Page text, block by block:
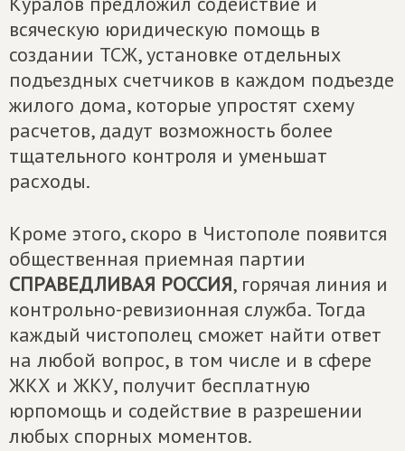
всяческую юридическую помощь в
создании ТСЖ, установке отдельных
подъездных счетчиков в каждом подъезде
жилого дома, которые упростят схему
расчетов, дадут возможность более
тщательного контроля и уменьшат
расходы.
Кроме этого, скоро в Чистополе появится
общественная приемная партии
СПРАВЕДЛИВАЯ РОССИЯ, горячая линия и
контрольно-ревизионная служба. Тогда
каждый чистополец сможет найти ответ
на любой вопрос, в том числе и в сфере
ЖКХ и ЖКУ, получит бесплатную
юрпомощь и содействие в разрешении
любых спорных моментов.